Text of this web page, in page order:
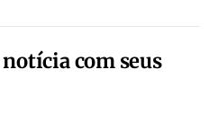
com seus